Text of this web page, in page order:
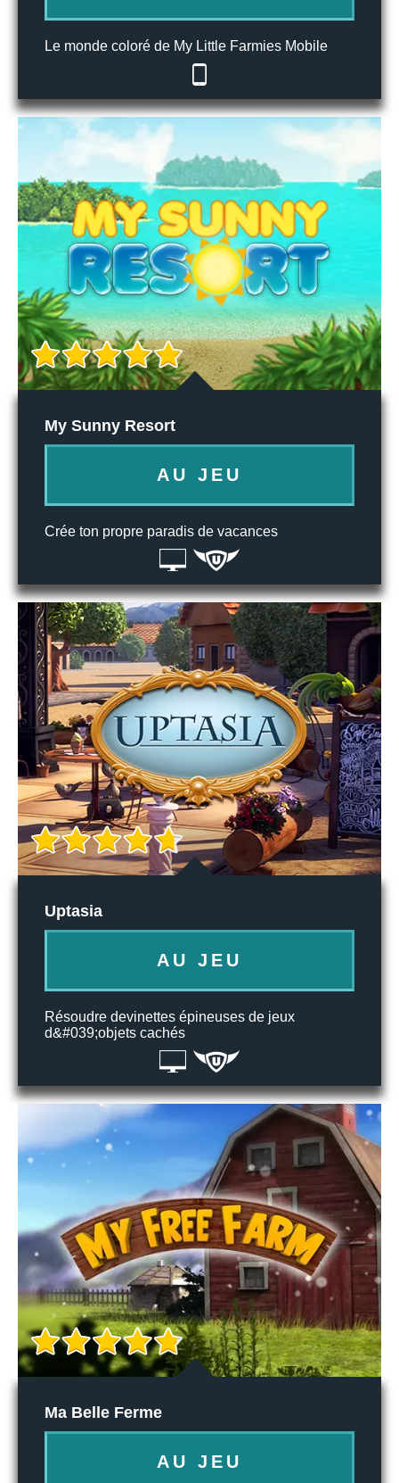
Le monde coloré de My Little Farmies Mobile
My Sunny Resort
AU JEU
Crée ton propre paradis de vacances
Uptasia
AU JEU
Résoudre devinettes épineuses de jeux
d&#039;objets cachés
Ma Belle Ferme
AU JEU